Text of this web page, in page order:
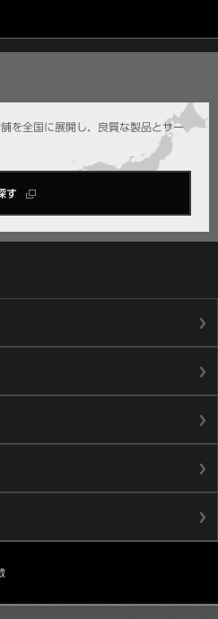
を全国に展開し、 良質な製品とサー
す